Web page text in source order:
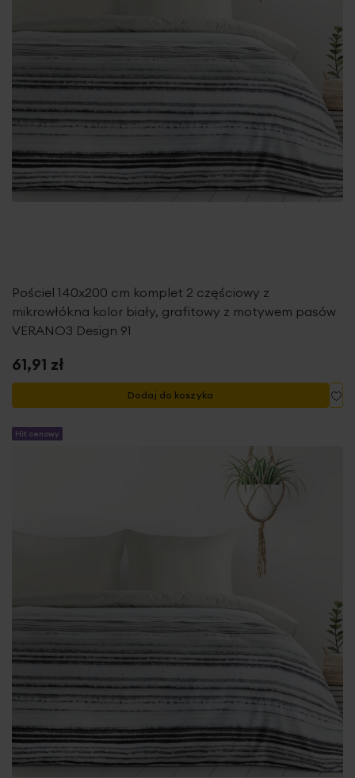
Pościel 140x200 cm komplet 2 częściowy z
mikrowłókna kolor biały, grafitowy z motywem pasów
VERANO3 Design 91
61,91 zł
Dodaj do koszyka
Hit cenowy